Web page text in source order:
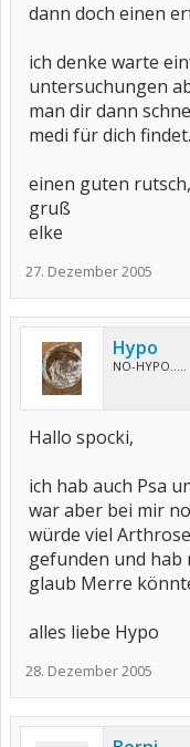
dann doch einen
ich denke warte
untersuchungen
man dir dann
medi für dich findet.
einen guten
gruß
elke
27. Dezember 2005
Hypo
NO-HYPO.....
Hallo spocki,
ich hab auch Psa
war aber bei mir
würde viel
gefunden und hab
glaub Merre
alles liebe Hypo
28. Dezember 2005